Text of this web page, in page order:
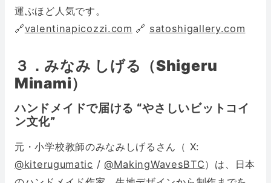
運ぶほど人気です。
🔗valentinapicozzi.com 🔗 satoshigallery.com
３．みなみ しげる（Shigeru
Minami）
ハンドメイドで届ける “やさしいビットコイ
ン文化”
元・小学校教師のみなみしげるさん（ X:
@kiterugumatic / @MakingWavesBTC）は、日本